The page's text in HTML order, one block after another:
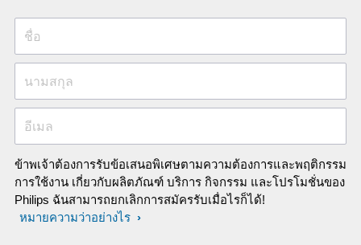
ชื่อ
นามสกุล
อีเมล
ข้าพเจ้าต้องการรับข้อเสนอพิเศษตามความต้องการและพฤติกรรม
การใช้งาน เกี่ยวกับผลิตภัณฑ์ บริการ กิจกรรม และโปรโมชั่นของ
Philips ฉันสามารถยกเลิกการสมัครรับเมื่อไรก็ได้!
หมายความว่าอย่างไร